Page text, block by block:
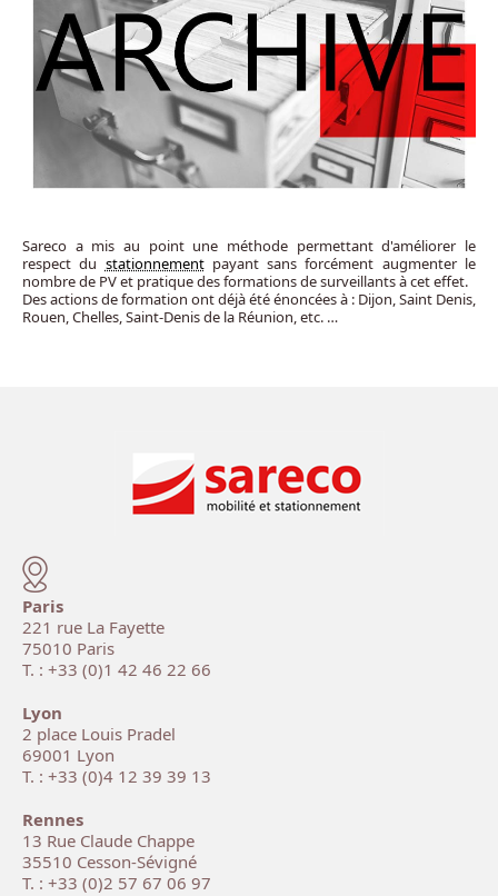
Sareco a mis au point une méthode permettant d'améliorer le
respect du stationnementpayant sans forcément augmenter le
nombre de PV et pratique des formations de surveillants à cet effet.
Des actions de formation ont déjà été énoncées à : Dijon, Saint Denis,
Rouen, Chelles, Saint-Denis de la Réunion, etc. …
Paris
221 rue La Fayette
75010 Paris
T. : +33 (0)1 42 46 22 66
Lyon
2 place Louis Pradel
69001 Lyon
T. : +33 (0)4 12 39 39 13
Rennes
13 Rue Claude Chappe
35510 Cesson-Sévigné
T. : +33 (0)2 57 67 06 97